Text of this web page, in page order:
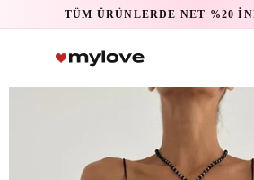
TÜM ÜRÜNLERDE NET %20